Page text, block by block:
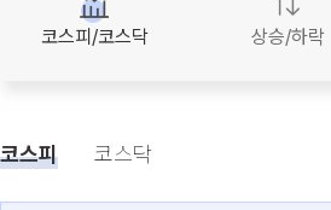
코스피/코스닥 상승/하락
코스피 코스닥